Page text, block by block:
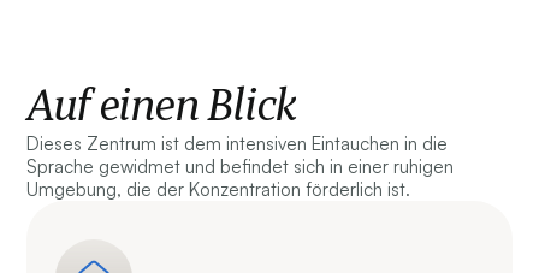
Auf einen Blick
Dieses Zentrum ist dem intensiven Eintauchen in die
Sprache gewidmet und befindet sich in einer ruhigen
Umgebung, die der Konzentration förderlich ist.